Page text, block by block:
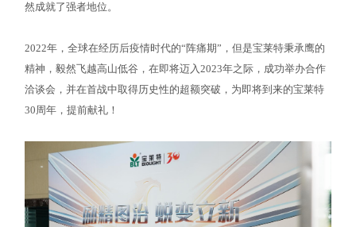
然成就了强者地位。
2022年，全球在经历后疫情时代的“阵痛期”，但是宝莱特秉承鹰的
精神，毅然飞越高山低谷，在即将迈入2023年之际，成功举办合作
洽谈会，并在首战中取得历史性的超额突破，为即将到来的宝莱特
30周年，提前献礼！